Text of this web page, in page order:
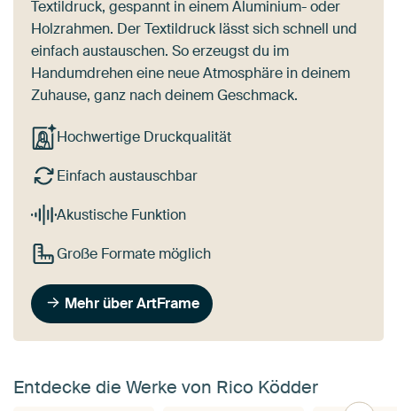
Textildruck, gespannt in einem Aluminium- oder
Holzrahmen. Der Textildruck lässt sich schnell und
einfach austauschen. So erzeugst du im
Handumdrehen eine neue Atmosphäre in deinem
Zuhause, ganz nach deinem Geschmack.
Hochwertige Druckqualität
Einfach austauschbar
Akustische Funktion
Große Formate möglich
Mehr über ArtFrame
Entdecke die Werke von Rico Ködder